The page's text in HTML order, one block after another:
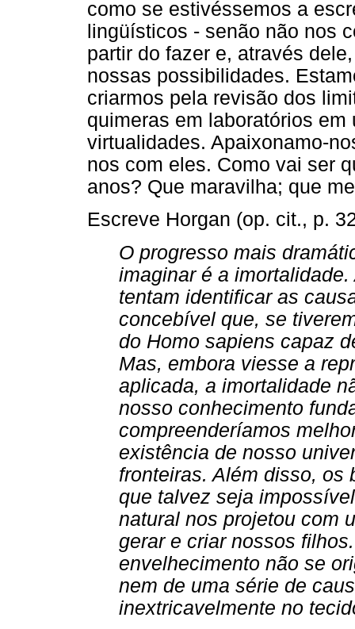
como se estivéssemos a
lingüísticos - senão não nos
partir do fazer e, através
nossas possibilidades.
criarmos pela revisão dos
quimeras em laboratórios
virtualidades. Apaixonamo-
nos com eles. Como vai ser
anos? Que maravilha; que
Escreve Horgan (op. cit., p.
O progresso mais
imaginar é a
tentam identificar as
concebível que, se
do Homo sapiens capaz
Mas, embora viesse a
aplicada, a imortalidade
nosso conhecimento
compreenderíamos
existência de nosso
fronteiras. Além disso, os
que talvez seja
natural nos projetou com
gerar e criar nossos
envelhecimento não se
nem de uma série de
inextricavelmente no